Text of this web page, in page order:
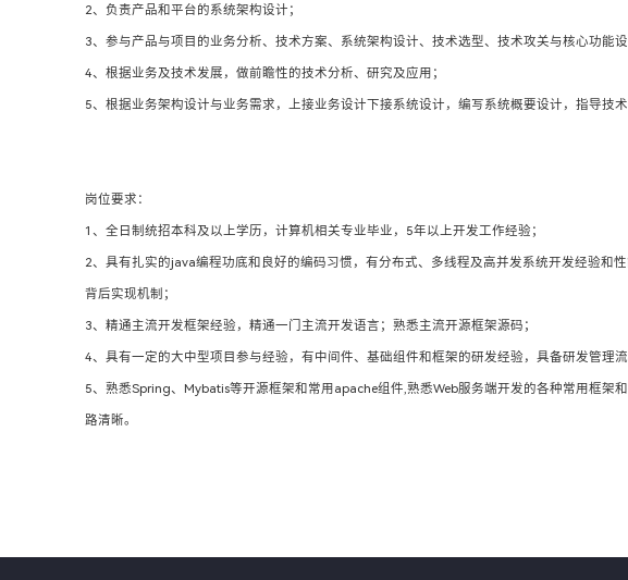
2、负责产品和平台的系统架构设计；
3、参与产品与项目的业务分析、技术方案、系统架构设计、技术选型、技术攻关与核心功能设
4、根据业务及技术发展，做前瞻性的技术分析、研究及应用；
5、根据业务架构设计与业务需求，上接业务设计下接系统设计，编写系统概要设计，指导技术
岗位要求：
1、全日制统招本科及以上学历，计算机相关专业毕业，5年以上开发工作经验；
2、具有扎实的java编程功底和良好的编码习惯，有分布式、多线程及高并发系统开发经验和
背后实现机制；
3、精通主流开发框架经验，精通一门主流开发语言；熟悉主流开源框架源码；
4、具有一定的大中型项目参与经验，有中间件、基础组件和框架的研发经验，具备研发管理流
5、熟悉Spring、Mybatis等开源框架和常用apache组件,熟悉Web服务端开发的各种常用框
路清晰。